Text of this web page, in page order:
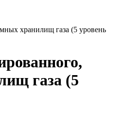
хранилищ газа (5 уровень
газа (5